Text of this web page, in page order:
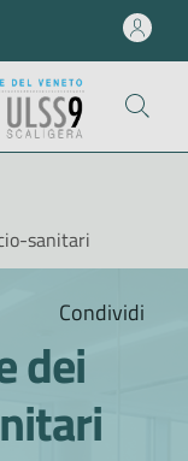
sanitari
Condividi
dei